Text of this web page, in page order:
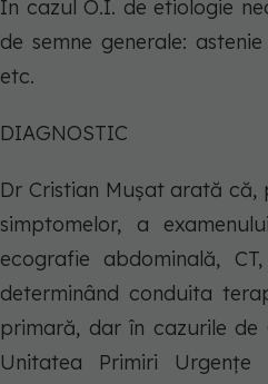
În cazul O.I. de etiologie
de semne generale:
etc.
DIAGNOSTIC
Dr Cristian Mușat arată că,
simptomelor, a
ecografie abdominală,
determinând conduita
primară, dar în cazurile
Unitatea Primiri